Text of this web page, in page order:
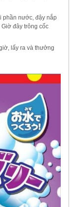
phần nước, đậy nắp
đây trông cốc
lấy ra và thưởng